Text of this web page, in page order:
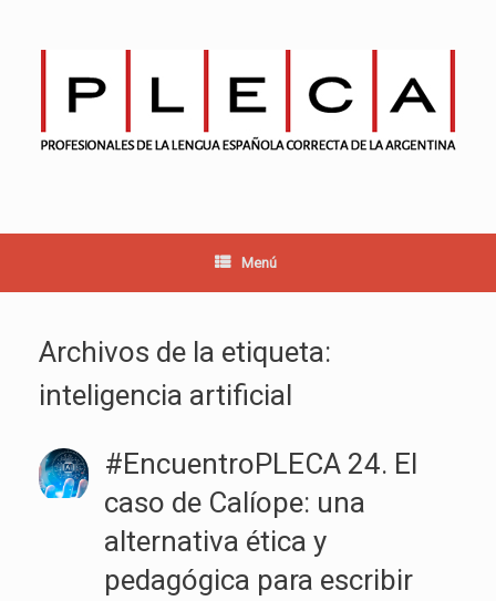
contenido
Menú
Archivos de la etiqueta:
inteligencia artificial
#EncuentroPLECA 24. El
caso de Calíope: una
alternativa ética y
pedagógica para escribir